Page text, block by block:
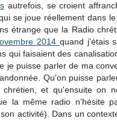
autrefois, se croient
se joue réellement dans
étrange que la Radio
2014 quand j'étais
qui faisaient des
je puisse parler de ma
Qu'on puisse
chrétien, et qu'ensuite on
la même radio n'hésite
activité). Dans un